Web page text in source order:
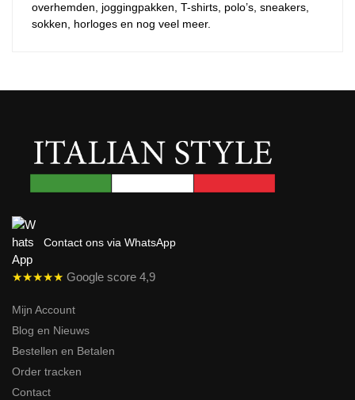
overhemden, joggingpakken, T-shirts, polo’s, sneakers,
sokken, horloges en nog veel meer.
Contact ons via WhatsApp
★★★★★ Google score 4,9
Mijn Account
Blog en Nieuws
Bestellen en Betalen
Order tracken
Contact